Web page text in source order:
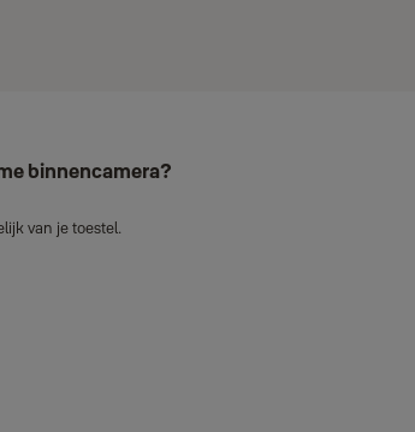
binnencamera?
van je toestel.